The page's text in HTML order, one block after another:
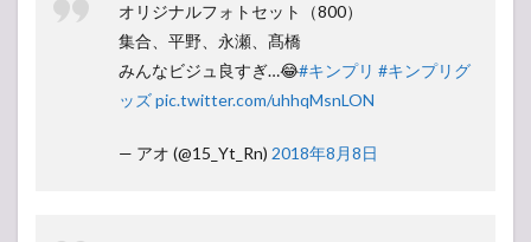
オリジナルフォトセット（800）
集合、平野、永瀬、髙橋
みんなビジュ良すぎ…😂#キンプリ #キンプリグ
ッズpic.twitter.com/uhhqMsnLON
— アオ (@15_Yt_Rn) 2018年8月8日